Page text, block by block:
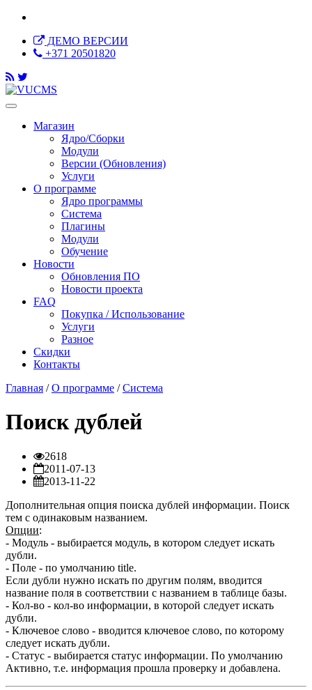
ДЕМО ВЕРСИИ
+371 20501820
Магазин
Ядро/Сборки
Модули
Версии (Обновления)
Услуги
О программе
Ядро программы
Система
Плагины
Модули
Обучение
Новости
Обновления ПО
Новости проекта
FAQ
Покупка / Использование
Услуги
Разное
Скидки
Контакты
Главная /О программе /Система
Поиск дублей
2618
2011-07-13
2013-11-22
Дополнительная опция поиска дублей информации. Поиск
тем с одинаковым названием.
Опции:
- Модуль - выбирается модуль, в котором следует искать
дубли.
- Поле - по умолчанию title.
Если дубли нужно искать по другим полям, вводится
название поля в соответствии с названием в таблице базы.
- Кол-во - кол-во информации, в которой следует искать
дубли.
- Ключевое слово - вводится ключевое слово, по которому
следует искать дубли.
- Статус - выбирается статус информации. По умолчанию
Активно, т.е. информация прошла проверку и добавлена.